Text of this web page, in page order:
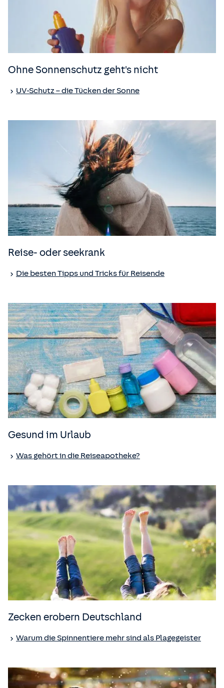
Ohne Sonnenschutz geht's nicht
UV-Schutz – die Tücken der Sonne
Reise- oder seekrank
Die besten Tipps und Tricks für Reisende
Gesund im Urlaub
Was gehört in die Reiseapotheke?
Zecken erobern Deutschland
Warum die Spinnentiere mehr sind als Plagegeister